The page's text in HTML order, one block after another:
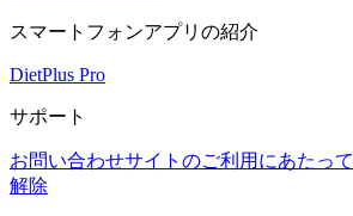
スマートフォンアプリの紹介
DietPlus Pro
サポート
お問い合わせサイトのご利用にあたって
解除